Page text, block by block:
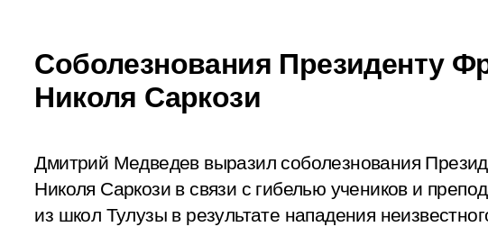
Соболезнования Президенту
Николя Саркози
Дмитрий Медведев выразил соболезнования
Николя Саркози в связи с гибелью учеников и
из школ Тулузы в результате нападения